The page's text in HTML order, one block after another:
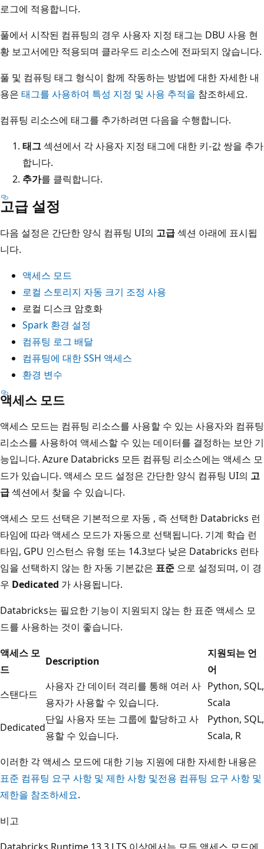
로그에 적용합니다.
풀에서 시작된 컴퓨팅의 경우 사용자 지정 태그는 DBU 사용 현
황 보고서에만 적용되며 클라우드 리소스에 전파되지 않습니다.
풀 및 컴퓨팅 태그 형식이 함께 작동하는 방법에 대한 자세한 내
용은 태그를 사용하여 특성 지정 및 사용 추적을 참조하세요.
컴퓨팅 리소스에 태그를 추가하려면 다음을 수행합니다.
태그섹션에서 각 사용자 지정 태그에 대한 키-값 쌍을 추가
합니다.
추가를 클릭합니다.
고급 설정
다음 설정은 간단한 양식 컴퓨팅 UI의 고급섹션 아래에 표시됩
니다.
액세스 모드
로컬 스토리지 자동 크기 조정 사용
로컬 디스크 암호화
Spark 환경 설정
컴퓨팅 로그 배달
컴퓨팅에 대한 SSH 액세스
환경 변수
액세스 모드
액세스 모드는 컴퓨팅 리소스를 사용할 수 있는 사용자와 컴퓨팅
리소스를 사용하여 액세스할 수 있는 데이터를 결정하는 보안 기
능입니다. Azure Databricks 모든 컴퓨팅 리소스에는 액세스 모
드가 있습니다. 액세스 모드 설정은 간단한 양식 컴퓨팅 UI의 고
급섹션에서 찾을 수 있습니다.
액세스 모드 선택은 기본적으로 자동 , 즉 선택한 Databricks 런
타임에 따라 액세스 모드가 자동으로 선택됩니다. 기계 학습 런
타임, GPU 인스턴스 유형 또는 14.3보다 낮은 Databricks 런타
임을 선택하지 않는 한 자동 기본값은 표준 으로 설정되며, 이 경
우 Dedicated 가 사용됩니다.
Databricks는 필요한 기능이 지원되지 않는 한 표준 액세스 모
드를 사용하는 것이 좋습니다.
액세스 모
드
Description
지원되는 언
어
스탠다드
사용자 간 데이터 격리를 통해 여러 사
용자가 사용할 수 있습니다.
Python, SQL,
Scala
Dedicated
단일 사용자 또는 그룹에 할당하고 사
용할 수 있습니다.
Python, SQL,
Scala, R
이러한 각 액세스 모드에 대한 기능 지원에 대한 자세한 내용은
표준 컴퓨팅 요구 사항 및 제한 사항 및전용 컴퓨팅 요구 사항 및
제한을 참조하세요.
비고
Databricks Runtime 13.3 LTS 이상에서는 모든 액세스 모드에